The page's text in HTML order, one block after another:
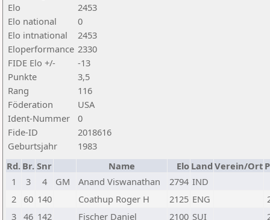
Elo
2453
Elo national
0
Elo intnational
2453
Eloperformance 2330
FIDE Elo +/-
-13
Punkte
3,5
Rang
116
Föderation
USA
Ident-Nummer
0
Fide-ID
2018616
Geburtsjahr
1983
Rd. Br. Snr Name Elo Land Verein/Ort
1
3 4 GM Anand Viswanathan 2794 IND
2
60 140 Coathup Roger H 2125 ENG
3
46 142 Fischer Daniel 2100 SUI